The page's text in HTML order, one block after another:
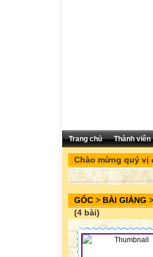
Trang chủ Thành viên
Chào mừng quý vị
GỐC > BÀI GIẢNG >
(4 bài)